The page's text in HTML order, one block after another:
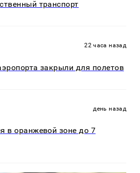
транспорт
22 часа назад
закрыли для полетов
день назад
в оранжевой зоне до 7